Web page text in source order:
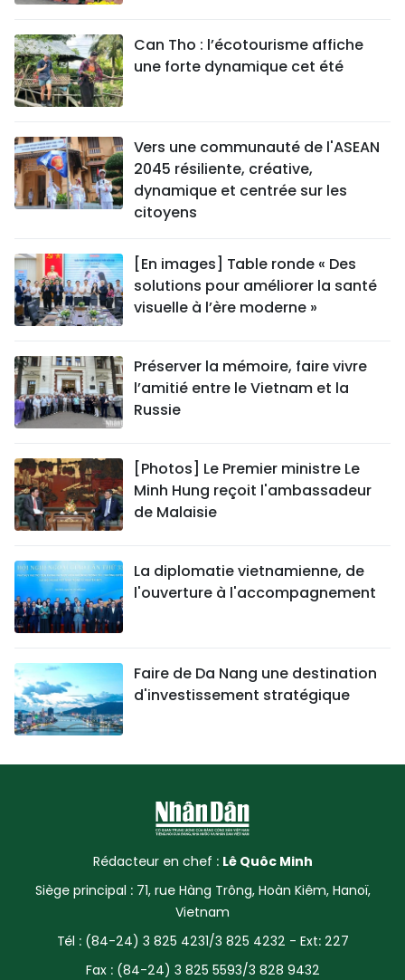
Can Tho : l’écotourisme affiche
une forte dynamique cet été
Vers une communauté de l'ASEAN
2045 résiliente, créative,
dynamique et centrée sur les
citoyens
[En images] Table ronde « Des
solutions pour améliorer la santé
visuelle à l’ère moderne »
Préserver la mémoire, faire vivre
l’amitié entre le Vietnam et la
Russie
[Photos] Le Premier ministre Le
Minh Hung reçoit l'ambassadeur
de Malaisie
La diplomatie vietnamienne, de
l'ouverture à l'accompagnement
Faire de Da Nang une destination
d'investissement stratégique
Rédacteur en chef : Lê Quôc Minh
Siège principal : 71, rue Hàng Trông, Hoàn Kiêm, Hanoï,
Vietnam
Tél : (84-24) 3 825 4231/3 825 4232 - Ext: 227
Fax : (84-24) 3 825 5593/3 828 9432